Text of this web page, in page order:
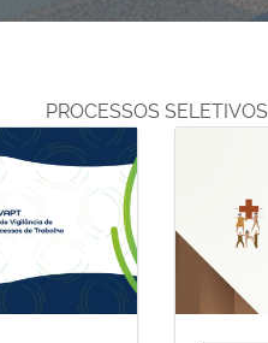
PROCESSOS SELETIVOS